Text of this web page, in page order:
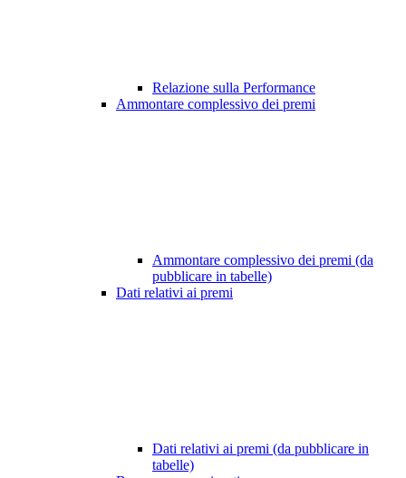
Relazione sulla Performance
Ammontare complessivo dei premi
Ammontare complessivo dei premi (da
pubblicare in tabelle)
Dati relativi ai premi
Dati relativi ai premi (da pubblicare in
tabelle)